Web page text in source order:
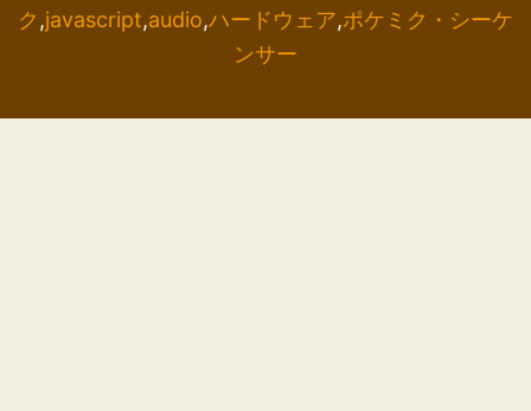
ク ,javascript,audio,ハードウェア,ポケミク・シーケ
ンサー